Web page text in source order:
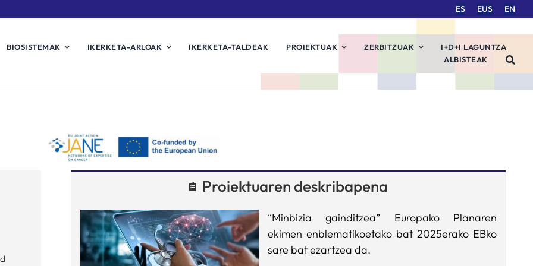
ES EUS EN
BIOSISTEMAK IKERKETA-ARLOAK IKERKETA-TALDEAK PROIEKTUAK ZERBITZUAK
I+D+I LAGUNTZA
ALBISTEAK
Proiektuaren deskribapena
“Minbizia gainditzea” Europako Planaren
ekimen enblematikoetako bat 2025erako EBko
sare bat ezartzea da.